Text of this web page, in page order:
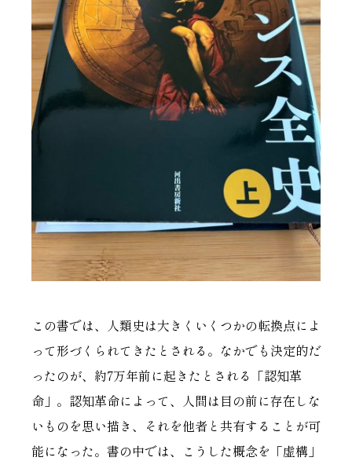
この書では、人類史は大きくいくつかの転換点によ
って形づくられてきたとされる。なかでも決定的だ
ったのが、約7万年前に起きたとされる「認知革
命」。認知革命によって、人間は目の前に存在しな
いものを思い描き、それを他者と共有することが可
能になった。書の中では、こうした概念を「虚構」